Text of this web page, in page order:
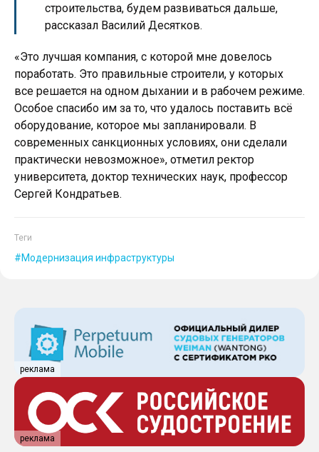
строительства, будем развиваться дальше,
рассказал Василий Десятков.
«Это лучшая компания, с которой мне довелось
поработать. Это правильные строители, у которых
все решается на одном дыхании и в рабочем режиме.
Особое спасибо им за то, что удалось поставить всё
оборудование, которое мы запланировали. В
современных санкционных условиях, они сделали
практически невозможное», отметил ректор
университета, доктор технических наук, профессор
Сергей Кондратьев.
Теги
Модернизация инфраструктуры
реклама
реклама